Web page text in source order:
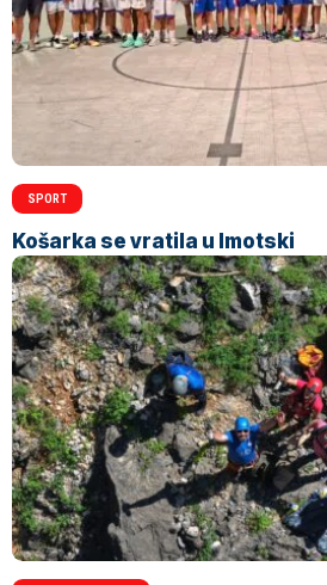
SPORT
Košarka se vratila u Imotski